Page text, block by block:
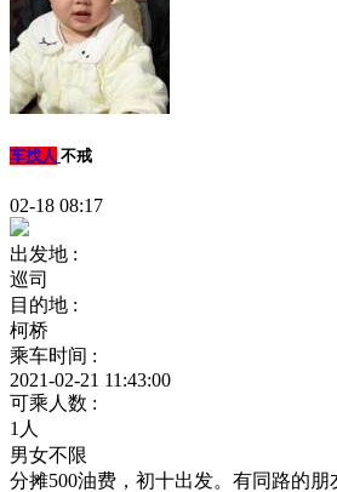
车找人 不戒
02-18 08:17
出发地 :
巡司
目的地 :
柯桥
乘车时间 :
2021-02-21 11:43:00
可乘人数 :
1人
男女不限
分摊500油费，初十出发。有同路的朋